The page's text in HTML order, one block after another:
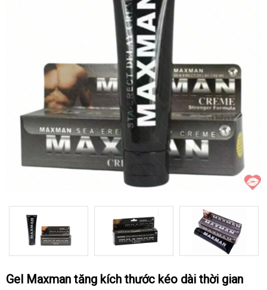
Gel Maxman tăng kích thước kéo dài thời gian